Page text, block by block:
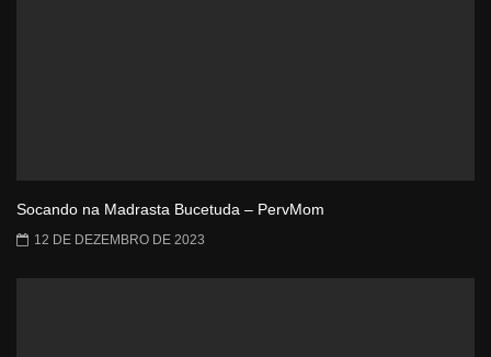
Socando na Madrasta Bucetuda – PervMom
12 DE DEZEMBRO DE 2023